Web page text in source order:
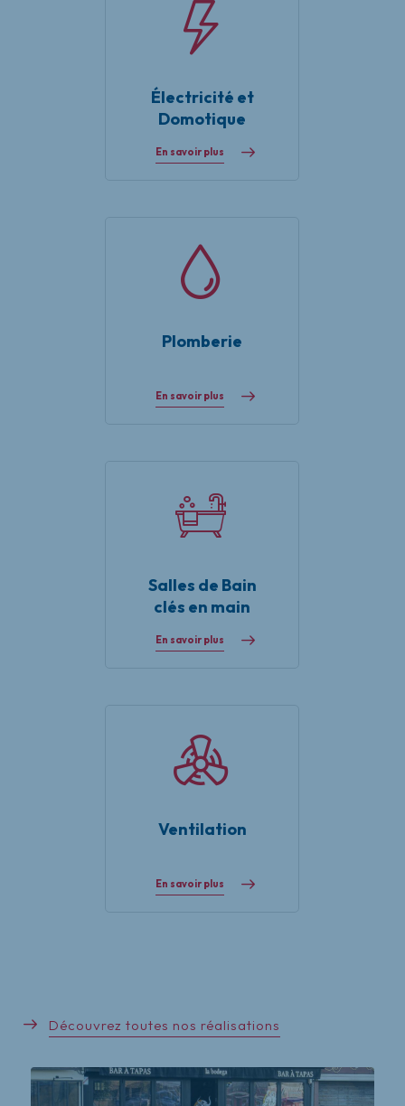
Électricité et
Domotique
En savoir plus
Plomberie
En savoir plus
Salles de Bain
clés en main
En savoir plus
Ventilation
En savoir plus
Découvrez toutes nos réalisations